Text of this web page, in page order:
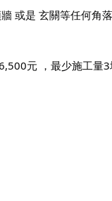
或是 玄關等任何角
元 ，最少施工